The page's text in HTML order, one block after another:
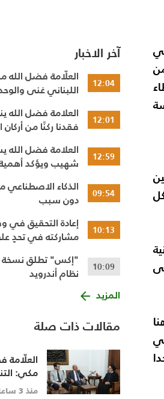
آخر الاخبار
12:04
العلّامة فضل الله
اللبناني غنى
12:01
العلامة فضل الله
فقدنا ركنًا من
12:59
العلامة فضل الله
شهيب ويؤكد أهمية
09:54
الذكاء
دون سبب
10:13
إعادة التحقيق في
مشاركته في تحدٍ
10:09
"إكس" تطلق نسخة
نظام أندرويد
المزيد
مقالات ذات صلة
العلّامة
مكي:
الوطنيةمنذ 3 ساعات